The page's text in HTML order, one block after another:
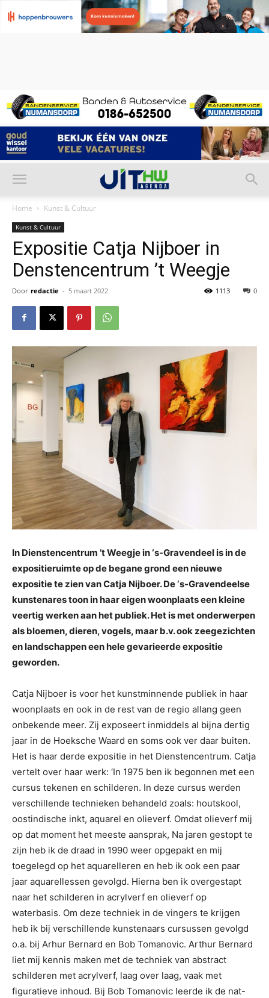
Home Kunst & Cultuur
Kunst & Cultuur
Expositie Catja Nijboer in
Denstencentrum ’t Weegje
Door redactie - 5 maart 2022 0
1113
In Dienstencentrum ’t Weegje in ‘s-Gravendeel is in de
expositieruimte op de begane grond een nieuwe
expositie te zien van Catja Nijboer. De ‘s-Gravendeelse
kunstenares toon in haar eigen woonplaats een kleine
veertig werken aan het publiek. Het is met onderwerpen
als bloemen, dieren, vogels, maar b.v. ook zeegezichten
en landschappen een hele gevarieerde expositie
geworden.
Catja Nijboer is voor het kunstminnende publiek in haar
woonplaats en ook in de rest van de regio allang geen
onbekende meer. Zij exposeert inmiddels al bijna dertig
jaar in de Hoeksche Waard en soms ook ver daar buiten.
Het is haar derde expositie in het Dienstencentrum. Catja
vertelt over haar werk: ‘In 1975 ben ik begonnen met een
cursus tekenen en schilderen. In deze cursus werden
verschillende technieken behandeld zoals: houtskool,
oostindische inkt, aquarel en olieverf. Omdat olieverf mij
op dat moment het meeste aansprak, Na jaren gestopt te
zijn heb ik de draad in 1990 weer opgepakt en mij
toegelegd op het aquarelleren en heb ik ook een paar
jaar aquarellessen gevolgd. Hierna ben ik overgestapt
naar het schilderen in acrylverf en olieverf op
waterbasis. Om deze techniek in de vingers te krijgen
heb ik bij verschillende kunstenaars cursussen gevolgd
o.a. bij Arhur Bernard en Bob Tomanovic. Arthur Bernard
liet mij kennis maken met de techniek van abstract
schilderen met acrylverf, laag over laag, vaak met
figuratieve inhoud. Bij Bob Tomanovic leerde ik de nat-